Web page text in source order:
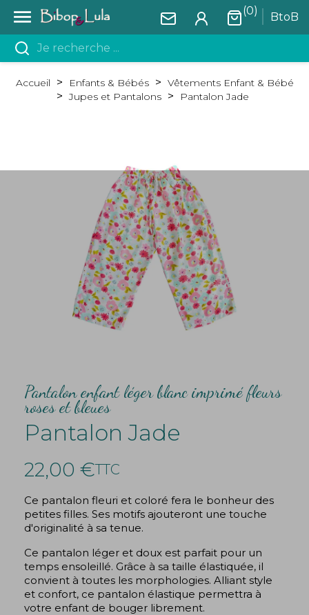
 BtoB
(0)
Accueil Enfants & Bébés
Vêtements Enfant & Bébé
Jupes et Pantalons
Pantalon Jade
Pantalon enfant léger blanc imprimé fleurs
roses et bleues
Pantalon Jade
22,00 €TTC
Ce pantalon fleuri et coloré fera le bonheur des
petites filles. Ses motifs ajouteront une touche
d'originalité à sa tenue.
Ce pantalon léger et doux est parfait pour un
temps ensoleillé. Grâce à sa taille élastiquée, il
convient à toutes les morphologies. Alliant style
et confort, ce pantalon élastique permettra à
votre enfant de bouger librement.